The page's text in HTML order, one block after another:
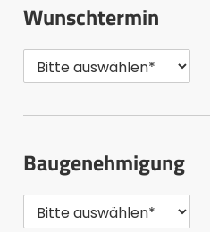
Wunschtermin
Baugenehmigung